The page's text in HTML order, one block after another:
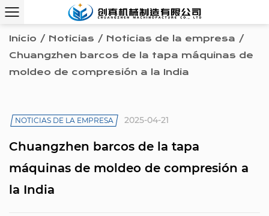
Inicio / Noticias / Noticias de la empresa /
Chuangzhen barcos de la tapa máquinas de
moldeo de compresión a la India
NOTICIAS DE LA EMPRESA 2025-04-21
Chuangzhen barcos de la tapa
máquinas de moldeo de compresión a
la India